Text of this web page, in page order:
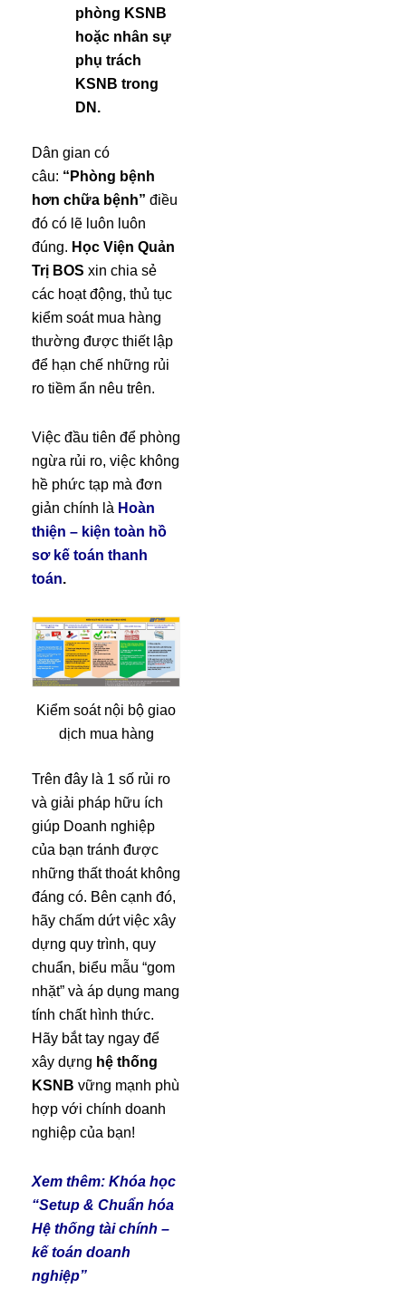
phòng KSNB
hoặc nhân sự
phụ trách
KSNB trong
DN.
Dân gian có
câu: “Phòng bệnh
hơn chữa bệnh” điều
đó có lẽ luôn luôn
đúng. Học Viện Quản
Trị BOS xin chia sẻ
các hoạt động, thủ tục
kiểm soát mua hàng
thường được thiết lập
để hạn chế những rủi
ro tiềm ẩn nêu trên.
Việc đầu tiên để phòng
ngừa rủi ro, việc không
hề phức tạp mà đơn
giản chính là Hoàn
thiện – kiện toàn hồ
sơ kế toán thanh
toán.
Kiểm soát nội bộ giao
dịch mua hàng
Trên đây là 1 số rủi ro
và giải pháp hữu ích
giúp Doanh nghiệp
của bạn tránh được
những thất thoát không
đáng có. Bên cạnh đó,
hãy chấm dứt việc xây
dựng quy trình, quy
chuẩn, biểu mẫu “gom
nhặt” và áp dụng mang
tính chất hình thức.
Hãy bắt tay ngay để
xây dựng hệ thống
KSNB vững mạnh phù
hợp với chính doanh
nghiệp của bạn!
Xem thêm: Khóa học
“Setup & Chuẩn hóa
Hệ thống tài chính –
kế toán doanh
nghiệp”